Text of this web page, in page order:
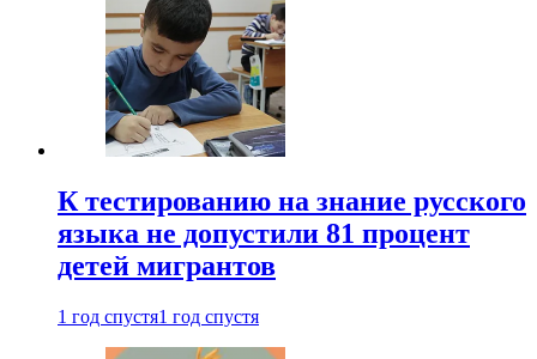
К тестированию на знание русского
языка не допустили 81 процент
детей мигрантов
1 год спустя1 год спустя